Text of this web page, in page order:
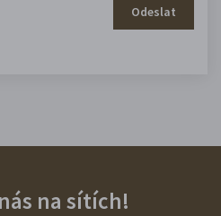
Odeslat
na sítích!